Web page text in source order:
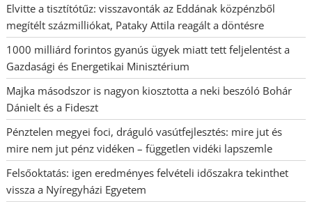
Elvitte a tisztítótűz: visszavonták az Eddának közpénzből
megítélt százmilliókat, Pataky Attila reagált a döntésre
1000 milliárd forintos gyanús ügyek miatt tett feljelentést a
Gazdasági és Energetikai Minisztérium
Majka másodszor is nagyon kiosztotta a neki beszóló Bohár
Dánielt és a Fideszt
Pénztelen megyei foci, dráguló vasútfejlesztés: mire jut és
mire nem jut pénz vidéken – független vidéki lapszemle
Felsőoktatás: igen eredményes felvételi időszakra tekinthet
vissza a Nyíregyházi Egyetem